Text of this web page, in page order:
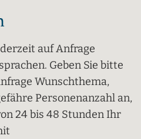
auf Anfrage
Geben Sie bitte
Wunschthema,
Personenanzahl an,
24 bis 48 Stunden Ihr